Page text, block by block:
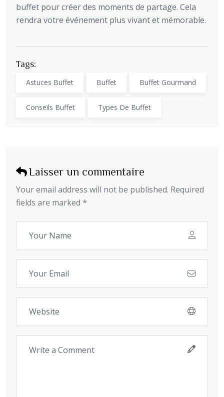
buffet pour créer des moments de partage. Cela
rendra votre événement plus vivant et mémorable.
Tags:
Astuces Buffet Buffet Buffet Gourmand
Conseils Buffet Types De Buffet
Laisser un commentaire
Your email address will not be published. Required
fields are marked *